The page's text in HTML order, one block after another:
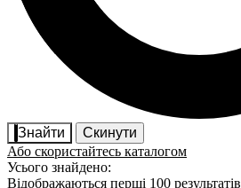
Знайти
Скинути
Або скористайтесь каталогом
Усього знайдено:
Відображаються перші 100 результатів